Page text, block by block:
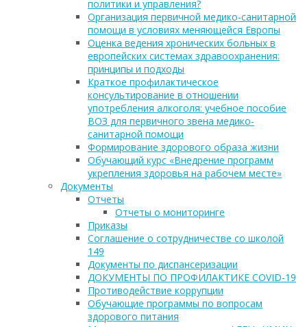
политики и управления?
Организация первичной медико-санитарной
помощи в условиях меняющейся Европы
Оценка ведения хронических больных в
европейских системах здравоохранения:
принципы и подходы
Краткое профилактическое
консультирование в отношении
употребления алкоголя: учебное пособие
ВОЗ для первичного звена медико-
санитарной помощи
Формирование здорового образа жизни
Обучающий курс «Внедрение программ
укрепления здоровья на рабочем месте»
Документы
Отчеты
Отчеты о мониторинге
Приказы
Соглашение о сотрудничестве со школой
149
Документы по диспансеризации
ДОКУМЕНТЫ ПО ПРОФИЛАКТИКЕ COVID-19
Противодействие коррупции
Обучающие программы по вопросам
здорового питания